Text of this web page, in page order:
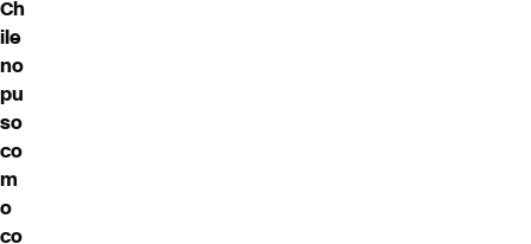
Ch
ile
no
pu
so
co
m
o
co